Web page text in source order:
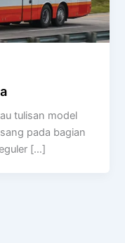
tulisan model
pada bagian
[…]